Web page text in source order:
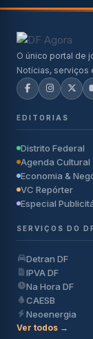
O único portal de
Notícias, serviços
EDITORIAS
Distrito Federal
Agenda Cultural
Economia &
VC Repórter
Especial
SERVIÇOS DO
Detran DF
IPVA DF
Na Hora DF
CAESB
Neoenergia
Ver todos →